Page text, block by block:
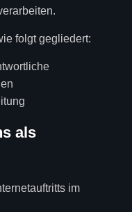
folgt gegliedert:
als
im